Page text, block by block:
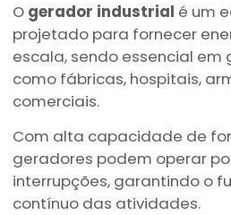
O gerador industrial é um
projetado para fornecer
escala, sendo essencial em
como fábricas, hospitais,
comerciais.
Com alta capacidade de
geradores podem operar
interrupções, garantindo o
contínuo das atividades.